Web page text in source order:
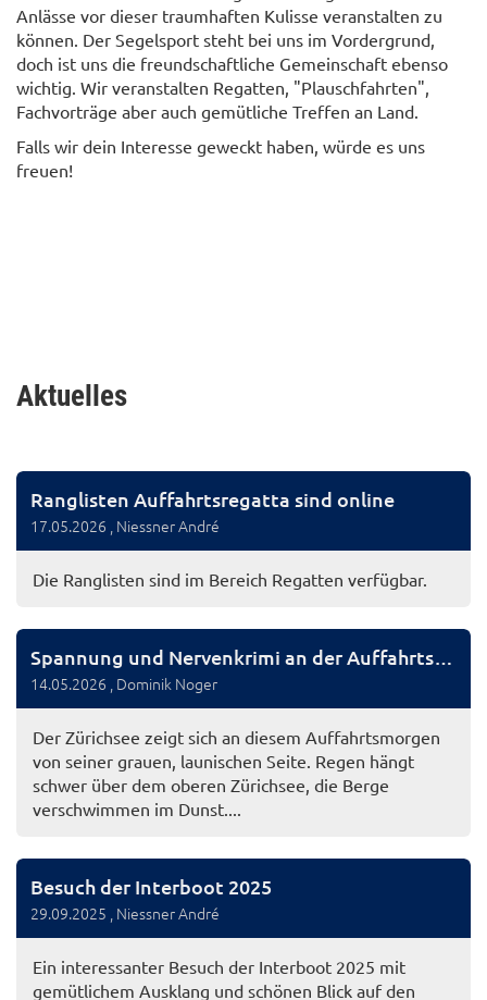
Anlässe vor dieser traumhaften Kulisse veranstalten zu
können. Der Segelsport steht bei uns im Vordergrund,
doch ist uns die freundschaftliche Gemeinschaft ebenso
wichtig. Wir veranstalten Regatten, "Plauschfahrten",
Fachvorträge aber auch gemütliche Treffen an Land.
Falls wir dein Interesse geweckt haben, würde es uns
freuen!
Aktuelles
Ranglisten Auffahrtsregatta sind online
17.05.2026 , Niessner André
Die Ranglisten sind im Bereich Regatten verfügbar.
14.05.2026 , Dominik Noger
Der Zürichsee zeigt sich an diesem Auffahrtsmorgen
von seiner grauen, launischen Seite. Regen hängt
schwer über dem oberen Zürichsee, die Berge
verschwimmen im Dunst....
Besuch der Interboot 2025
29.09.2025 , Niessner André
Ein interessanter Besuch der Interboot 2025 mit
gemütlichem Ausklang und schönen Blick auf den